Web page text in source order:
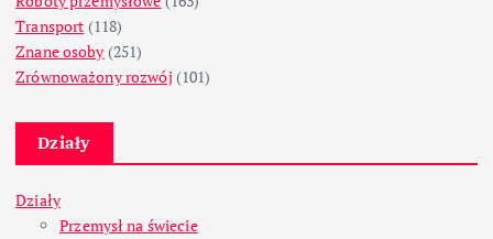
Transport (118)
Znane osoby (251)
Zrównoważony rozwój (101)
Działy
Działy
Przemysł na świecie